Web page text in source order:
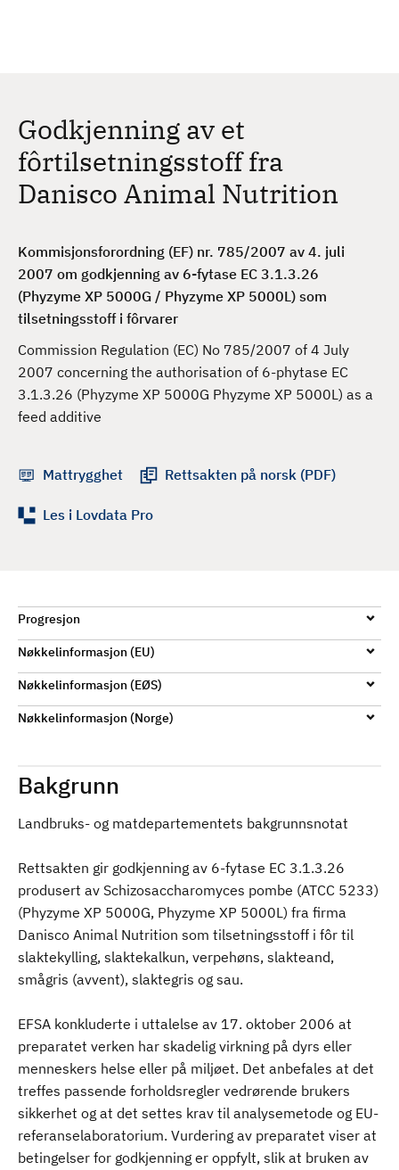
Godkjenning av et
fôrtilsetningsstoff fra
Danisco Animal Nutrition
Kommisjonsforordning (EF) nr. 785/2007 av 4. juli
2007 om godkjenning av 6-fytase EC 3.1.3.26
(Phyzyme XP 5000G / Phyzyme XP 5000L) som
tilsetningsstoff i fôrvarer
Commission Regulation (EC) No 785/2007 of 4 July
2007 concerning the authorisation of 6-phytase EC
3.1.3.26 (Phyzyme XP 5000G Phyzyme XP 5000L) as a
feed additive
Mattrygghet Rettsakten på norsk (PDF)
Les i Lovdata Pro
Progresjon
Nøkkelinformasjon (EU)
Nøkkelinformasjon (EØS)
Nøkkelinformasjon (Norge)
Bakgrunn
Landbruks- og matdepartementets bakgrunnsnotat
Rettsakten gir godkjenning av 6-fytase EC 3.1.3.26
produsert av Schizosaccharomyces pombe (ATCC 5233)
(Phyzyme XP 5000G, Phyzyme XP 5000L) fra firma
Danisco Animal Nutrition som tilsetningsstoff i fôr til
slaktekylling, slaktekalkun, verpehøns, slakteand,
smågris (avvent), slaktegris og sau.
EFSA konkluderte i uttalelse av 17. oktober 2006 at
preparatet verken har skadelig virkning på dyrs eller
menneskers helse eller på miljøet. Det anbefales at det
treffes passende forholdsregler vedrørende brukers
sikkerhet og at det settes krav til analysemetode og EU-
referanselaboratorium. Vurdering av preparatet viser at
betingelser for godkjenning er oppfylt, slik at bruken av